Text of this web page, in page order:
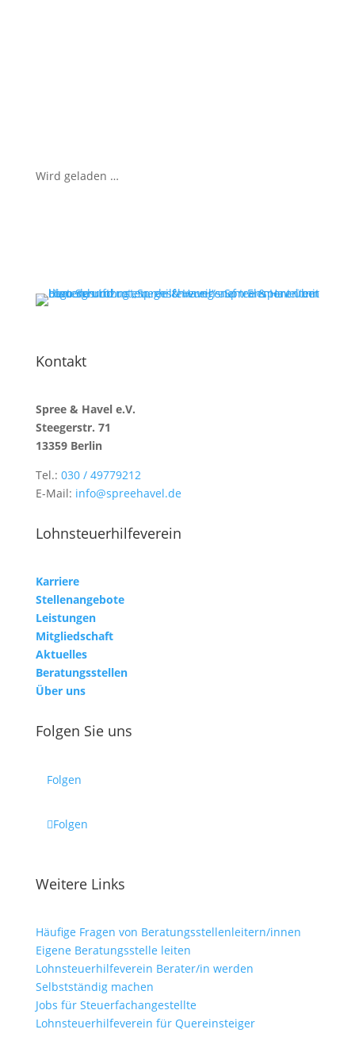
Wird geladen …
Kontakt
Spree & Havel e.V.
Steegerstr. 71
13359 Berlin
Tel.: 030 / 49779212
E-Mail: info@spreehavel.de
Lohnsteuerhilfeverein
Karriere
Stellenangebote
Leistungen
Mitgliedschaft
Aktuelles
Beratungsstellen
Über uns
Folgen Sie uns
Folgen
Folgen
Weitere Links
Häufige Fragen von Beratungsstellenleitern/innen
Eigene Beratungsstelle leiten
Lohnsteuerhilfeverein Berater/in werden
Selbstständig machen
Jobs für Steuerfachangestellte
Lohnsteuerhilfeverein für Quereinsteiger